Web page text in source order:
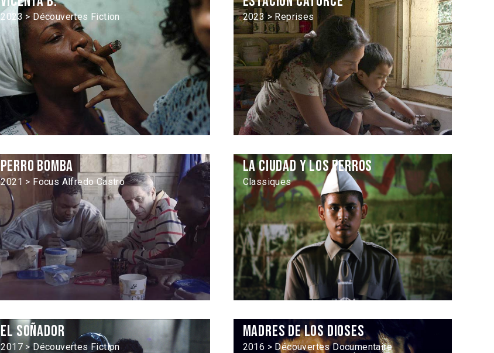
2023 > Découvertes Fiction 2023 > Reprises
Perro bomba
2021 > Focus Alfredo Castro
La Ciudad y los perros
Classiques
El Soñador
2017 > Découvertes Fiction
Madres de los dioses
2016 > Découvertes Documentaire